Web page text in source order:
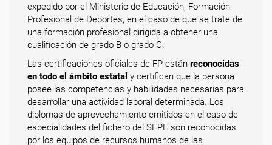
expedido por el Ministerio de Educación, Formación
Profesional de Deportes, en el caso de que se trate de
una formación profesional dirigida a obtener una
cualificación de grado B o grado C.
Las certificaciones oficiales de FP están reconocidas
en todo el ámbito estatal y certifican que la persona
posee las competencias y habilidades necesarias para
desarrollar una actividad laboral determinada. Los
diplomas de aprovechamiento emitidos en el caso de
especialidades del fichero del SEPE son reconocidas
por los equipos de recursos humanos de las